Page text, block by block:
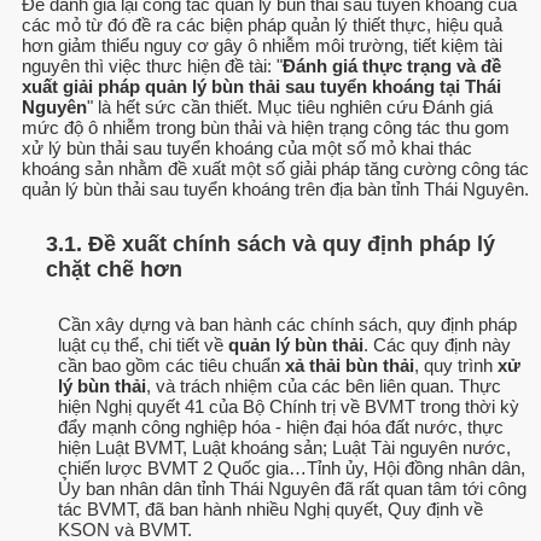
các mỏ từ đó đề ra các biện pháp quản lý thiết thực, hiệu quả
hơn giảm thiểu nguy cơ gây ô nhiễm môi trường, tiết kiệm tài
nguyên thì việc thưc hiện đề tài: "Đánh giá thực trạng và đề
xuất giải pháp quản lý bùn thải sau tuyển khoáng tại Thái
Nguyên" là hết sức cần thiết. Mục tiêu nghiên cứu Đánh giá
mức độ ô nhiễm trong bùn thải và hiện trạng công tác thu gom
xử lý bùn thải sau tuyển khoáng của một số mỏ khai thác
khoáng sản nhằm đề xuất một số giải pháp tăng cường công tác
quản lý bùn thải sau tuyển khoáng trên địa bàn tỉnh Thái Nguyên.
3.1. Đề xuất chính sách và quy định pháp lý
chặt chẽ hơn
Cần xây dựng và ban hành các chính sách, quy định pháp
luật cụ thể, chi tiết về quản lý bùn thải. Các quy định này
cần bao gồm các tiêu chuẩn xả thải bùn thải, quy trình xử
lý bùn thải, và trách nhiệm của các bên liên quan. Thực
hiện Nghị quyết 41 của Bộ Chính trị về BVMT trong thời kỳ
đẩy mạnh công nghiệp hóa - hiện đại hóa đất nước, thực
hiện Luật BVMT, Luật khoáng sản; Luật Tài nguyên nước,
chiến lược BVMT 2 Quốc gia…Tỉnh ủy, Hội đồng nhân dân,
Ủy ban nhân dân tỉnh Thái Nguyên đã rất quan tâm tới công
tác BVMT, đã ban hành nhiều Nghị quyết, Quy định về
KSON và BVMT.